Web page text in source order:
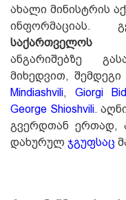
ახალი მინისტრის
საქართველოს
ანგარიშებზე
მიხედვით, შემდეგი
Mindiashvili, Giorgi
George Shioshvili.
გვერდთან ერთად,
დახურულ ჯგუფსაც